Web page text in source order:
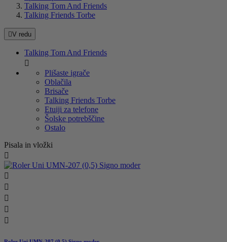
Talking Tom And Friends
Talking Friends Torbe
V redu
Talking Tom And Friends

Plišaste igrače
Oblačila
Brisače
Talking Friends Torbe
Etuiji za telefone
Šolske potrebščine
Ostalo
Pisala in vložki





